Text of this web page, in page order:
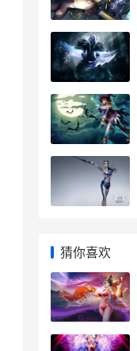
猜你喜欢